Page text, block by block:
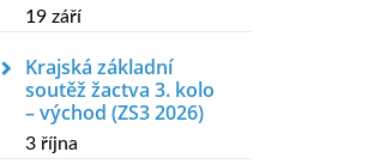
19 září
Krajská základní
soutěž žactva 3. kolo
– východ (ZS3 2026)
3 října